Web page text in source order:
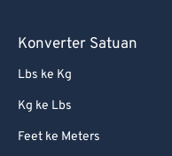
Konverter Satuan
Lbs ke Kg
Kg ke Lbs
Feet ke Meters